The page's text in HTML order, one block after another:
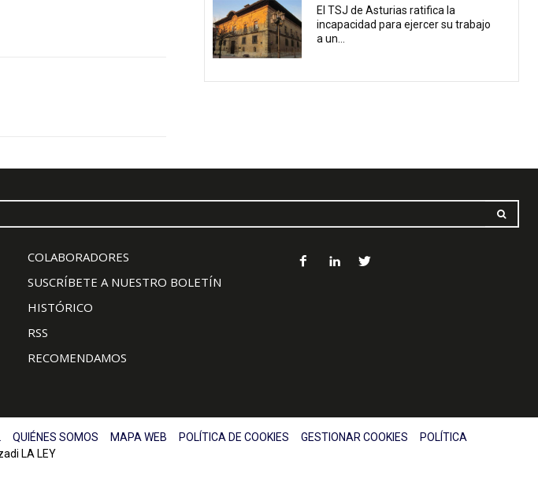
El TSJ de Asturias ratifica la
incapacidad para ejercer su trabajo
a un...
COLABORADORES
SUSCRÍBETE A NUESTRO BOLETÍN
HISTÓRICO
RSS
RECOMENDAMOS
QUIÉNES SOMOS MAPA WEB POLÍTICA DE COOKIES GESTIONAR COOKIES
POLÍTICA
LA LEY